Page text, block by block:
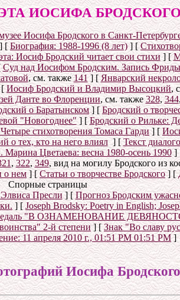
ИОСИФА БРОДСКОГО
Иосифа Бродского в Санкт-
[Биография: 1988-1996 (8 лет)] [
Иосиф Бродский читает свои стихи] [
Суд над Иосифом Бродским. Запись
, см. также141] [ Январский
[Иосиф Бродский и Владимир Высоцкий,
Данте во Флоренции, см. также328,344
о Баратынском] [Бродский о
"Новогоднее"] [Бродский о Рильке:
стихотворения Томаса Гарди] [
о тех, кто на него влиял] [ Текст
Цветаева: весна 1980-осень 1990]
, 322,349, вид на могилу Бродского из
о нем] [ Статьи о творчестве Бродского] [
Спорные страницы
Пресли] [ Прогноз Бродским
] [Joseph Brodsky: Poetry in English;
"В ОЗНАМЕНОВАНИЕ
2-й степени] [ Знак "Во славу
11 апреля 2010 г., 01:51 PM 01:51 PM]
Иосифа Бродского